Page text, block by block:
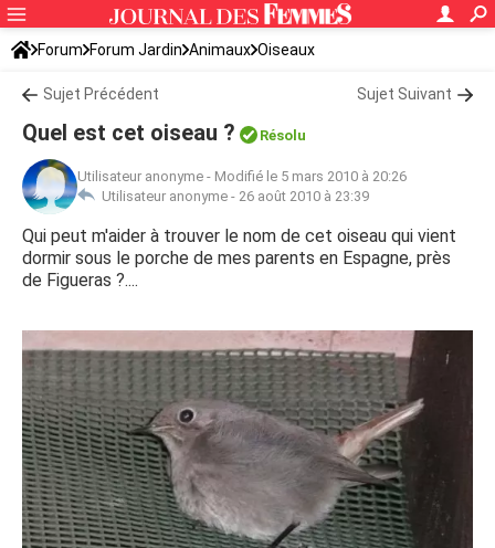
Forum Forum Jardin Animaux Oiseaux
Sujet Précédent Sujet Suivant
Quel est cet oiseau ? Résolu
Utilisateur anonyme - Modifié le 5 mars 2010 à 20:26
Utilisateur anonyme - 26 août 2010 à 23:39
Qui peut m'aider à trouver le nom de cet oiseau qui vient
dormir sous le porche de mes parents en Espagne, près
de Figueras ?....